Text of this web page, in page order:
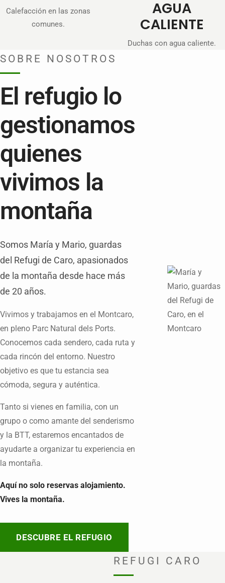
Calefacción en las zonas
comunes.
AGUA
CALIENTE
Duchas con agua caliente.
SOBRE NOSOTROS
El refugio lo
gestionamos
quienes
vivimos la
montaña
Somos María y Mario, guardas
del Refugi de Caro, apasionados
de la montaña desde hace más
de 20 años.
Vivimos y trabajamos en el Montcaro,
en pleno Parc Natural dels Ports.
Conocemos cada sendero, cada ruta y
cada rincón del entorno. Nuestro
objetivo es que tu estancia sea
cómoda, segura y auténtica.
Tanto si vienes en familia, con un
grupo o como amante del senderismo
y la BTT, estaremos encantados de
ayudarte a organizar tu experiencia en
la montaña.
Aquí no solo reservas alojamiento.
Vives la montaña.
DESCUBRE EL REFUGIO
REFUGI CARO